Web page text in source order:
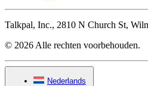
Talkpal, Inc., 2810 N Church St,
© 2026 Alle rechten voorbehouden.
Nederlands